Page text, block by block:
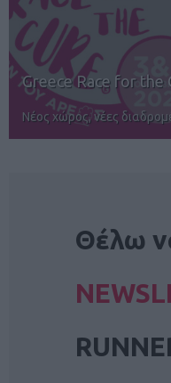
12ος TUI
Αγώνες για
Θέλω